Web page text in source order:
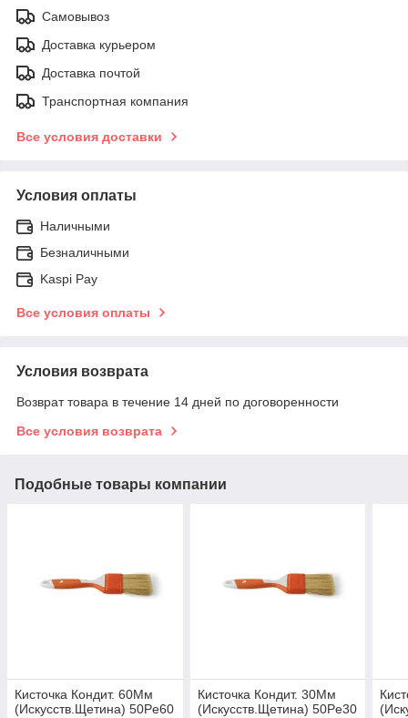
Самовывоз
Доставка курьером
Доставка почтой
Транспортная компания
Все условия доставки
Условия оплаты
Наличными
Безналичными
Kaspi Pay
Все условия оплаты
Условия возврата
Возврат товара в течение 14 дней по договоренности
Все условия возврата
Подобные товары компании
Кисточка Кондит. 60Мм
(Искусств.Щетина) 50Pe60
Кисточка Кондит. 30Мм
(Искусств.Щетина) 50Pe30